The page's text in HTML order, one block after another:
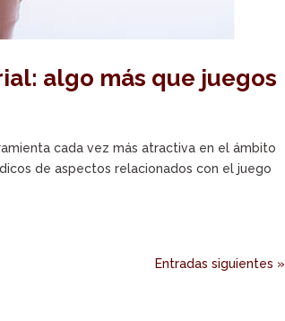
algo más que juegos
cada vez más atractiva en el ámbito
de aspectos relacionados con el juego
Entradas siguientes »